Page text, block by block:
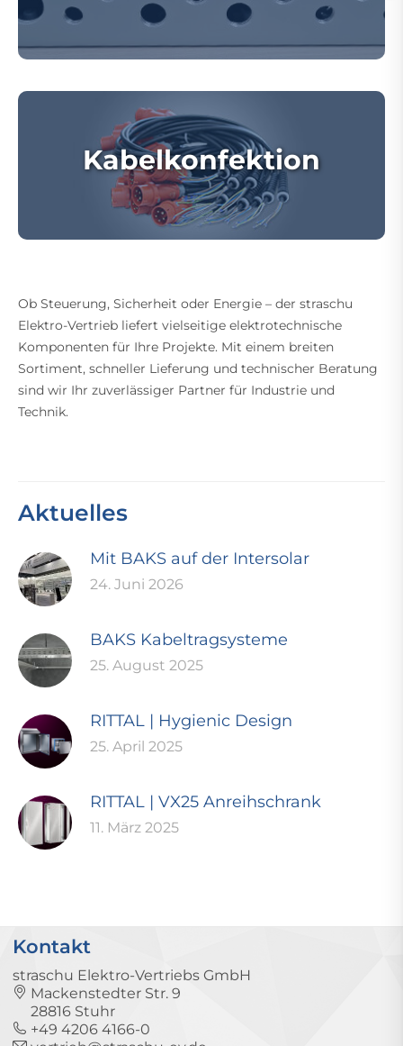
Kabelkonfektion
Ob Steuerung, Sicherheit oder Energie – der straschu
Elektro-Vertrieb liefert vielseitige elektrotechnische
Komponenten für Ihre Projekte. Mit einem breiten
Sortiment, schneller Lieferung und technischer Beratung
sind wir Ihr zuverlässiger Partner für Industrie und
Technik.
Aktuelles
Mit BAKS auf der Intersolar
24. Juni 2026
BAKS Kabeltragsysteme
25. August 2025
RITTAL | Hygienic Design
25. April 2025
RITTAL | VX25 Anreihschrank
11. März 2025
Kontakt
straschu Elektro-Vertriebs GmbH
Mackenstedter Str. 9
28816 Stuhr
+49 4206 4166-0